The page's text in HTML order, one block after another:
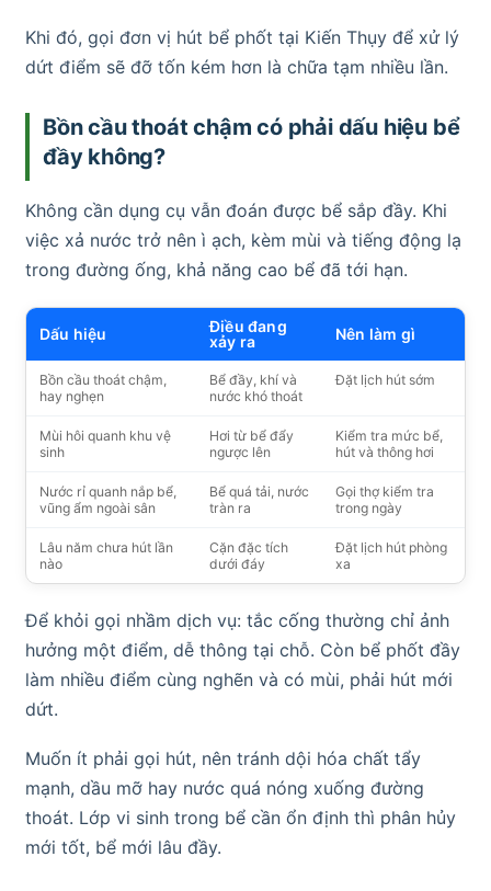
Khi đó, gọi đơn vị hút bể phốt tại Kiến Thụy để xử lý
dứt điểm sẽ đỡ tốn kém hơn là chữa tạm nhiều lần.
Bồn cầu thoát chậm có phải dấu hiệu bể
đầy không?
Không cần dụng cụ vẫn đoán được bể sắp đầy. Khi
việc xả nước trở nên ì ạch, kèm mùi và tiếng động lạ
trong đường ống, khả năng cao bể đã tới hạn.
Dấu hiệu
Điều đang
xảy ra
Nên làm gì
Bồn cầu thoát chậm,
hay nghẹn
Bể đầy, khí và
nước khó thoát
Đặt lịch hút sớm
Mùi hôi quanh khu vệ
sinh
Hơi từ bể đẩy
ngược lên
Kiểm tra mức bể,
hút và thông hơi
Nước rỉ quanh nắp bể,
vũng ẩm ngoài sân
Bể quá tải, nước
tràn ra
Gọi thợ kiểm tra
trong ngày
Lâu năm chưa hút lần
nào
Cặn đặc tích
dưới đáy
Đặt lịch hút phòng
xa
Để khỏi gọi nhầm dịch vụ: tắc cống thường chỉ ảnh
hưởng một điểm, dễ thông tại chỗ. Còn bể phốt đầy
làm nhiều điểm cùng nghẽn và có mùi, phải hút mới
dứt.
Muốn ít phải gọi hút, nên tránh dội hóa chất tẩy
mạnh, dầu mỡ hay nước quá nóng xuống đường
thoát. Lớp vi sinh trong bể cần ổn định thì phân hủy
mới tốt, bể mới lâu đầy.